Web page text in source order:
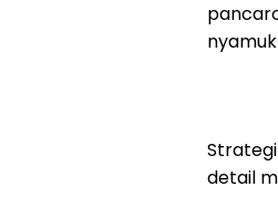
detail